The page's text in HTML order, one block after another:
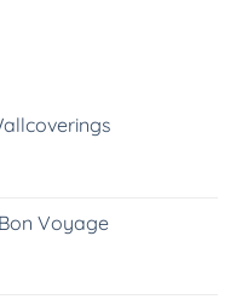
Voyage